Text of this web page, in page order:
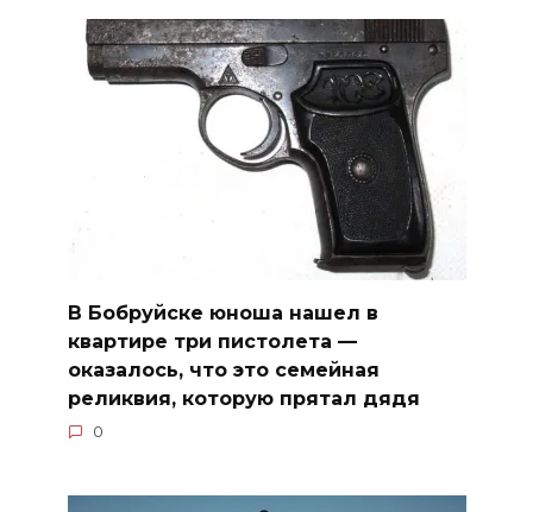
В Бобруйске юноша нашел в
квартире три пистолета —
оказалось, что это семейная
реликвия, которую прятал дядя
0